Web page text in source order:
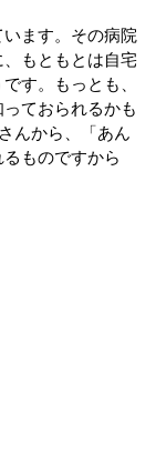
います。その病院
もともとは自宅
す。もっとも、
ておられるかも
んから、「あん
ものですから